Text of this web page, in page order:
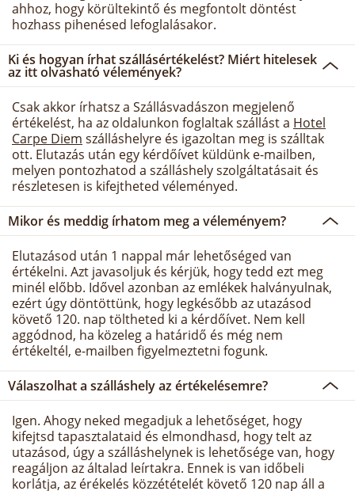
ahhoz, hogy körültekintő és megfontolt döntést
hozhass pihenésed lefoglalásakor.
Ki és hogyan írhat szállásértékelést? Miért hitelesek
az itt olvasható vélemények?
Csak akkor írhatsz a Szállásvadászon megjelenő
értékelést, ha az oldalunkon foglaltak szállást a Hotel
Carpe Diem szálláshelyre és igazoltan meg is szálltak
ott. Elutazás után egy kérdőívet küldünk e-mailben,
melyen pontozhatod a szálláshely szolgáltatásait és
részletesen is kifejtheted véleményed.
Mikor és meddig írhatom meg a véleményem?
Elutazásod után 1 nappal már lehetőséged van
értékelni. Azt javasoljuk és kérjük, hogy tedd ezt meg
minél előbb. Idővel azonban az emlékek halványulnak,
ezért úgy döntöttünk, hogy legkésőbb az utazásod
követő 120. nap töltheted ki a kérdőívet. Nem kell
aggódnod, ha közeleg a határidő és még nem
értékeltél, e-mailben figyelmeztetni fogunk.
Válaszolhat a szálláshely az értékelésemre?
Igen. Ahogy neked megadjuk a lehetőséget, hogy
kifejtsd tapasztalataid és elmondhasd, hogy telt az
utazásod, úgy a szálláshelynek is lehetősége van, hogy
reagáljon az általad leírtakra. Ennek is van időbeli
korlátja, az érékelés közzétételét követő 120 nap áll a